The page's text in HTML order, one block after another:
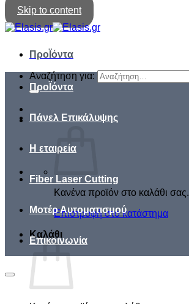
Skip to content
ΠροΪόντα
Αναζήτηση για:
Κανένα προϊόν στο καλάθι σας.
Επιστροφή στο κατάστημα
Καλάθι
ΠροΪόντα
Πάνελ Επικάλυψης
Η εταιρεία
Fiber Laser Cutting
Μοτέρ Αυτοματισμού
Επικοινωνία